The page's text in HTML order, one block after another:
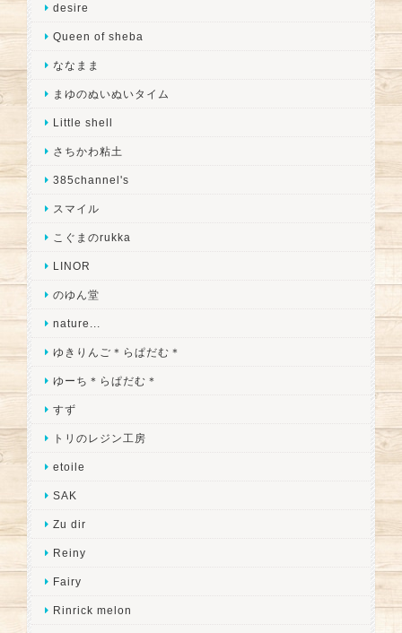
desire
Queen of sheba
ななまま
まゆのぬいぬいタイム
Little shell
さちかわ粘土
385channel's
スマイル
こぐまのrukka
LINOR
のゆん堂
nature...
ゆきりんご＊らぱだむ＊
ゆーち＊らぱだむ＊
すず
トリのレジン工房
etoile
SAK
Zu dir
Reiny
Fairy
Rinrick melon